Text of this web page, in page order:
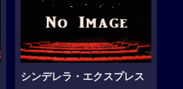
シンデレラ・エクスプレス